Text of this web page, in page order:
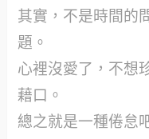
其實，不是時間的
題。
心裡沒愛了，不想
藉口。
總之就是一種倦怠